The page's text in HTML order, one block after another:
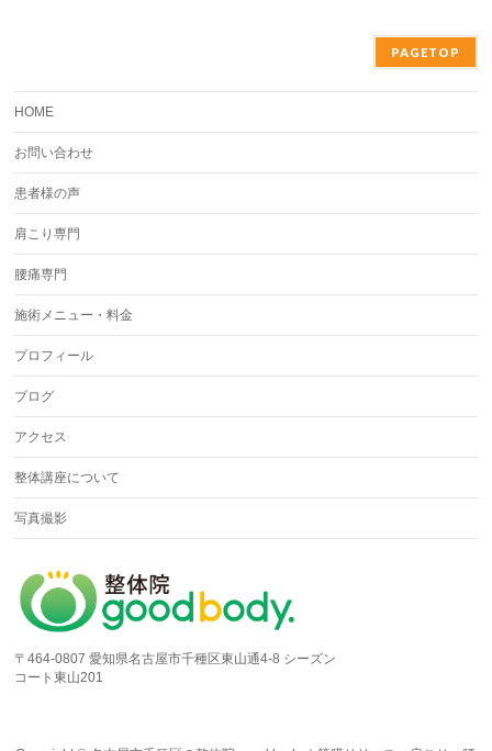
PAGETOP
HOME
お問い合わせ
患者様の声
肩こり専門
腰痛専門
施術メニュー・料金
プロフィール
ブログ
アクセス
整体講座について
写真撮影
〒464-0807 愛知県名古屋市千種区東山通4-8 シーズン
コート東山201